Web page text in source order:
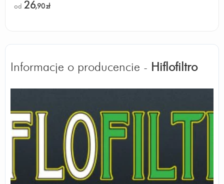
od 26,90zł
Informacje o producencie - Hiflofiltro